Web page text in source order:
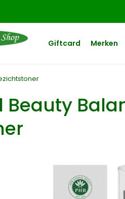
Giftcard Merken
Beauty